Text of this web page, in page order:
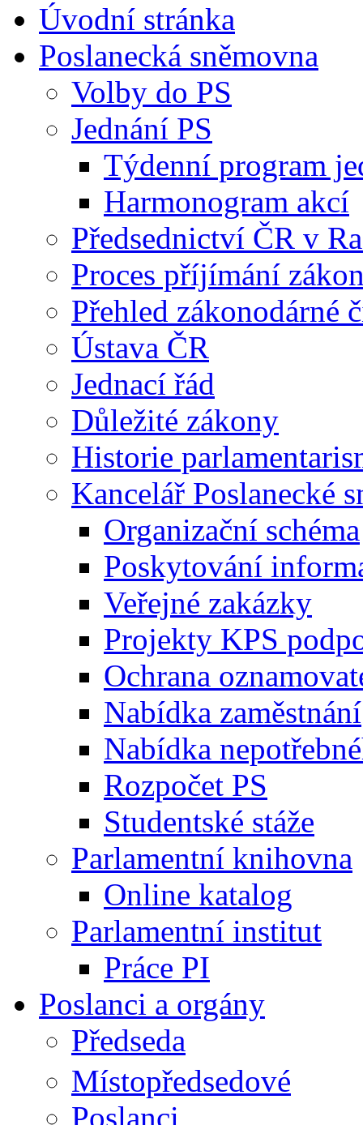
Úvodní stránka
Poslanecká sněmovna
Volby do PS
Jednání PS
Týdenní program
Harmonogram akcí
Předsednictví ČR v
Proces příjímání
Přehled zákonodárné
Ústava ČR
Jednací řád
Důležité zákony
Historie
Kancelář Poslanecké
Organizační schéma
Poskytování
Veřejné zakázky
Projekty KPS
Ochrana
Nabídka zaměstnání
Nabídka
Rozpočet PS
Studentské stáže
Parlamentní knihovna
Online katalog
Parlamentní institut
Práce PI
Poslanci a orgány
Předseda
Místopředsedové
Poslanci